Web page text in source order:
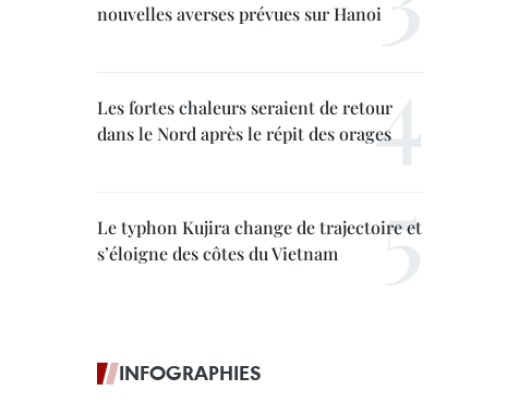
nouvelles averses prévues sur Hanoi
Les fortes chaleurs seraient de retour
dans le Nord après le répit des orages
Le typhon Kujira change de trajectoire et
s’éloigne des côtes du Vietnam
INFOGRAPHIES